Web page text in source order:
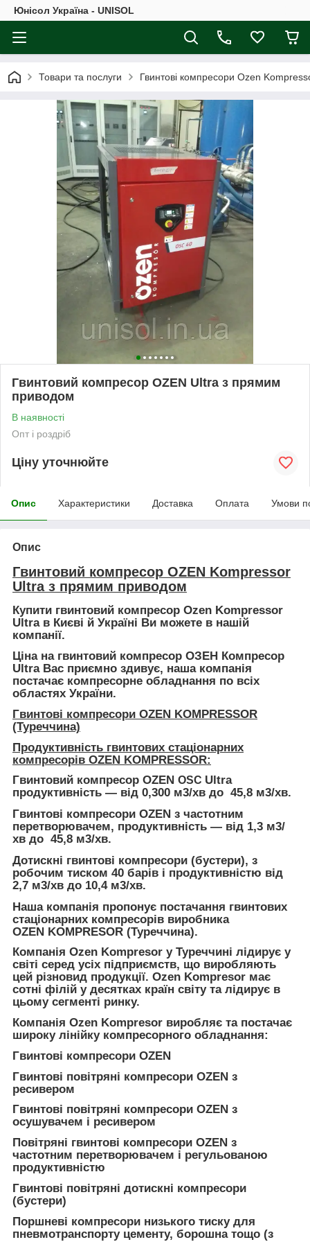
Юнісол Україна - UNISOL
Товари та послуги Гвинтові компресори Ozen
Гвинтовий компресор OZEN Ultra з прямим
приводом
В наявності
Опт і роздріб
Ціну уточнюйте
Опис Характеристики Доставка Оплата Умови
Опис
Гвинтовий компресор OZEN Kompressor
Ultra з прямим приводом
Купити гвинтовий компресор Ozen Kompressor
Ultra в Києві й Україні Ви можете в нашій
компанії.
Ціна на гвинтовий компресор ОЗЕН Компресор
UltraВас приємно здивує, наша компанія
постачає компресорне обладнання по всіх
областях України.
Гвинтові компресори OZEN KOMPRESSOR
(Туреччина)
Продуктивність гвинтових стаціонарних
компресорів OZEN KOMPRESSOR:
Гвинтовий компресор OZEN OSC Ultra
продуктивність — від 0,300 м3/хв до 45,8 м3/хв.
Гвинтові компресори OZEN з частотним
перетворювачем, продуктивність — від 1,3 м3/
хв до 45,8 м3/хв.
Дотискні гвинтові компресори (бустери), з
робочим тиском 40 барів і продуктивністю від
2,7 м3/хв до 10,4 м3/хв.
Наша компанія пропонує постачання гвинтових
стаціонарних компресорів виробника
OZEN KOMPRESOR (Туреччина).
Компанія Ozen Kompresor у Туреччині лідирує у
світі серед усіх підприємств, що виробляють
цей різновид продукції. Ozen Kompresor має
сотні філій у десятках країн світу та лідирує в
цьому сегменті ринку.
Компанія Ozen Kompresor виробляє та постачає
широку лінійку компресорного обладнання:
Гвинтові компресори OZEN
Гвинтові повітряні компресори OZEN з
ресивером
Гвинтові повітряні компресори OZEN з
осушувачем і ресивером
Повітряні гвинтові компресори OZEN з
частотним перетворювачем і регульованою
продуктивністю
Гвинтові повітряні дотискні компресори
(бустери)
Поршневі компресори низького тиску для
пневмотранспорту цементу, борошна тощо (з